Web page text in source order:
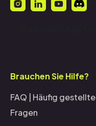
Brauchen Sie Hilfe?
FAQ | Häufig gestellte
Fragen